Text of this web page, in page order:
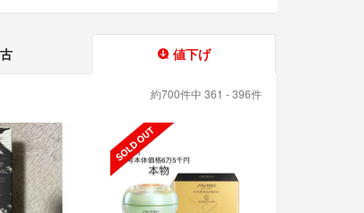
値下げ
約700件中 361 - 396件